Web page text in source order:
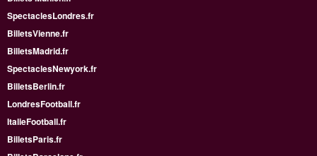
SpectaclesLondres.fr
BilletsVienne.fr
BilletsMadrid.fr
SpectaclesNewyork.fr
BilletsBerlin.fr
LondresFootball.fr
ItalieFootball.fr
BilletsParis.fr